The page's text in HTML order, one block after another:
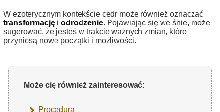
W ezoterycznym kontekście cedr może również oznaczać
transformację i odrodzenie. Pojawiając się we śnie, może
sugerować, że jesteś w trakcie ważnych zmian, które
przyniosą nowe początki i możliwości.
Może cię również zainteresować:
Procedura